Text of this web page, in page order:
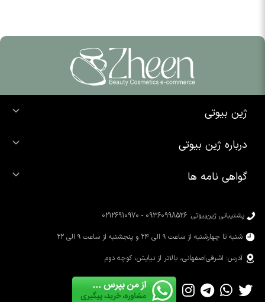
ژین بیوتی
خرید شوینده صورت
خرید رژ لب
درباره ژین بیوتی
تماس با ما
محصولات سیمپل
گواهی نامه ها
پشتیبانی ژین‌بیوتی: 09360998526 - 02126910970
شنبه تا چهارشنبه از ساعت ۹ الی ۲۴ و پنجشنبه از ساعت ۹ الی ۲۲
آدرس: اشرفی‌اصفهانی، بالاتر از نیایش، کوچه دوم